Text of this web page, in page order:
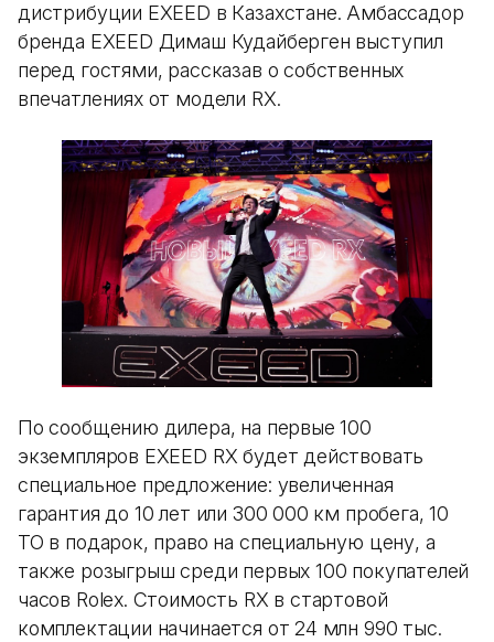
дистрибуции EXEED в Казахстане. Амбассадор
бренда EXEED Димаш Кудайберген выступил
перед гостями, рассказав о собственных
впечатлениях от модели RX.
По сообщению дилера, на первые 100
экземпляров EXEED RX будет действовать
специальное предложение: увеличенная
гарантия до 10 лет или 300 000 км пробега, 10
ТО в подарок, право на специальную цену, а
также розыгрыш среди первых 100 покупателей
часов Rolex. Стоимость RX в стартовой
комплектации начинается от 24 млн 990 тыс.